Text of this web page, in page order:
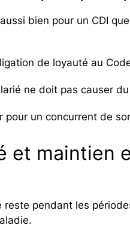
bien pour un CDI
de loyauté au
ne doit pas causer
un concurrent de
et maintien
pendant les